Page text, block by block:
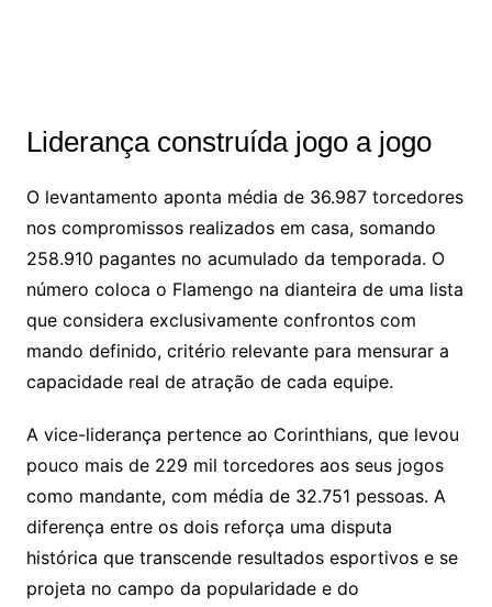
Liderança construída jogo a jogo
O levantamento aponta média de 36.987 torcedores
nos compromissos realizados em casa, somando
258.910 pagantes no acumulado da temporada. O
número coloca o Flamengo na dianteira de uma lista
que considera exclusivamente confrontos com
mando definido, critério relevante para mensurar a
capacidade real de atração de cada equipe.
A vice-liderança pertence ao Corinthians, que levou
pouco mais de 229 mil torcedores aos seus jogos
como mandante, com média de 32.751 pessoas. A
diferença entre os dois reforça uma disputa
histórica que transcende resultados esportivos e se
projeta no campo da popularidade e do